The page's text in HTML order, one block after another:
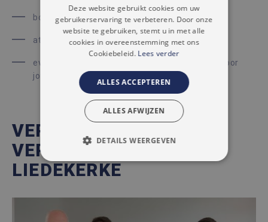
bodemattest
attest over het overstromingsrisico
eventuele andere verslagen die specifiek zijn voor
jouw appartement
VERKOPEN MET
VERTROUWEN IN
LIEDEKERKE
Deze website gebruikt cookies om uw
gebruikerservaring te verbeteren. Door onze
website te gebruiken, stemt u in met alle
cookies in overeenstemming met ons
Cookiebeleid. Lees verder
ALLES ACCEPTEREN
ALLES AFWIJZEN
DETAILS WEERGEVEN
STRIKT NOODZAKELIJK